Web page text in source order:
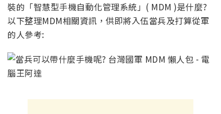
裝的「智慧型手機自動化管理系統」( MDM )是什麼?
以下整理MDM相關資訊，供即將入伍當兵及打算從軍
的人參考: